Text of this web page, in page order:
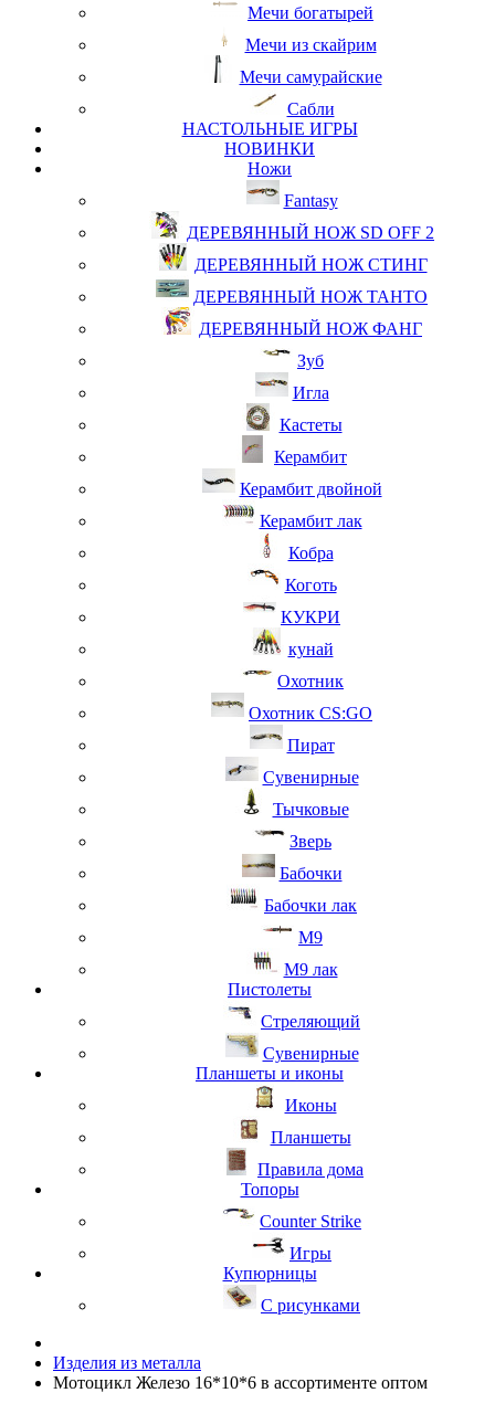
Мечи богатырей
Мечи из скайрим
Мечи самурайские
Сабли
НАСТОЛЬНЫЕ ИГРЫ
НОВИНКИ
Ножи
Fantasy
ДЕРЕВЯННЫЙ НОЖ SD OFF 2
ДЕРЕВЯННЫЙ НОЖ СТИНГ
ДЕРЕВЯННЫЙ НОЖ ТАНТО
ДЕРЕВЯННЫЙ НОЖ ФАНГ
Зуб
Игла
Кастеты
Керамбит
Керамбит двойной
Керамбит лак
Кобра
Коготь
КУКРИ
кунай
Охотник
Охотник CS:GO
Пират
Сувенирные
Тычковые
Зверь
Бабочки
Бабочки лак
М9
M9 лак
Пистолеты
Стреляющий
Сувенирные
Планшеты и иконы
Иконы
Планшеты
Правила дома
Топоры
Counter Strike
Игры
Купюрницы
С рисунками
Изделия из металла
Мотоцикл Железо 16*10*6 в ассортименте оптом